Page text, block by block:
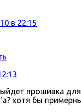
в 22:15
прошивка
хотя бы